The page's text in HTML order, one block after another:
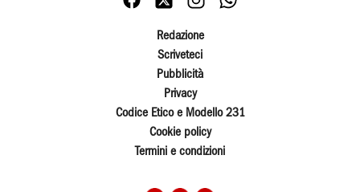
Redazione
Scriveteci
Pubblicità
Privacy
Codice Etico e Modello 231
Cookie policy
Termini e condizioni